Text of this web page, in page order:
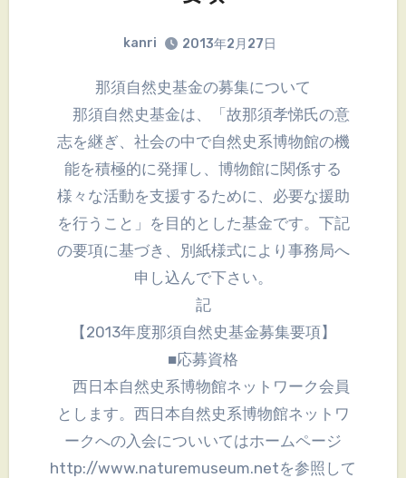
kanri 2013年2月27日
那須自然史基金の募集について
那須自然史基金は、「故那須孝悌氏の意
志を継ぎ、社会の中で自然史系博物館の機
能を積極的に発揮し、博物館に関係する
様々な活動を支援するために、必要な援助
を行うこと」を目的とした基金です。下記
の要項に基づき、別紙様式により事務局へ
申し込んで下さい。
記
【2013年度那須自然史基金募集要項】
■応募資格
西日本自然史系博物館ネットワーク会員
とします。西日本自然史系博物館ネットワ
ークへの入会についいてはホームページ
http://www.naturemuseum.netを参照して